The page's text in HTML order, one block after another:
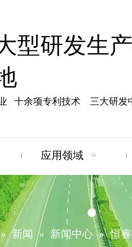
型研发生
十余项专利技术 三大研发
应用领域
» 新闻 » 新闻中心 » 恒